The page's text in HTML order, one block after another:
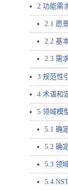
2 功能需
2.1 愿
2.2 基
2.3 需
3 规范性
4 术语和
5 领域模
5.1 确
5.2 确
5.3 领
5.4